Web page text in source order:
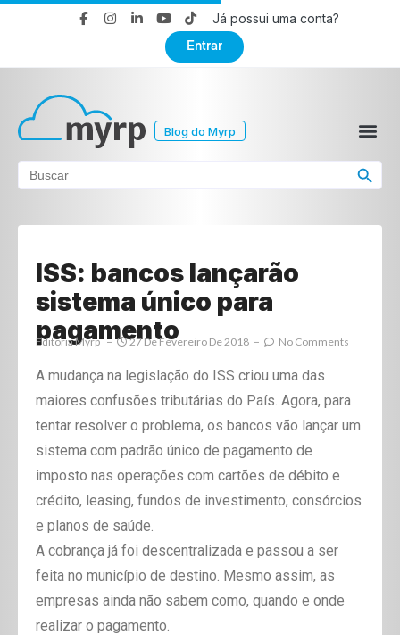
Já possui uma conta?
Entrar
Blog do Myrp
Search
for:
Search Button
ISS: bancos lançarão
sistema único para
pagamento
Editoria Myrp 27 De Fevereiro De 2018 No Comments
A mudança na legislação do ISS criou uma das
maiores confusões tributárias do País. Agora, para
tentar resolver o problema, os bancos vão lançar um
sistema com padrão único de pagamento de
imposto nas operações com cartões de débito e
crédito, leasing, fundos de investimento, consórcios
e planos de saúde.
A cobrança já foi descentralizada e passou a ser
feita no município de destino. Mesmo assim, as
empresas ainda não sabem como, quando e onde
realizar o pagamento.